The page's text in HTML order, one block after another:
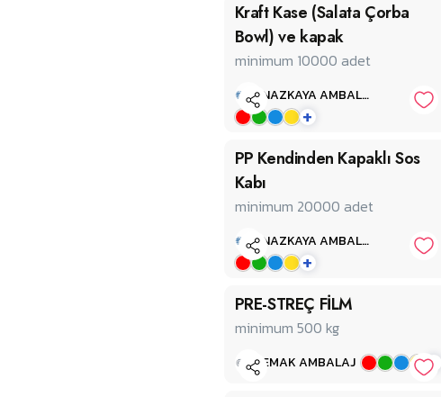
Kraft Kase (Salata Çorba
Bowl) ve kapak
minimum 10000 adet
NAZKAYA AMBALAJ PACKAGING
+
PP Kendinden Kapaklı Sos
Kabı
minimum 20000 adet
NAZKAYA AMBALAJ PACKAGING
+
PRE-STREÇ FİLM
minimum 500 kg
EMAK AMBALAJ +